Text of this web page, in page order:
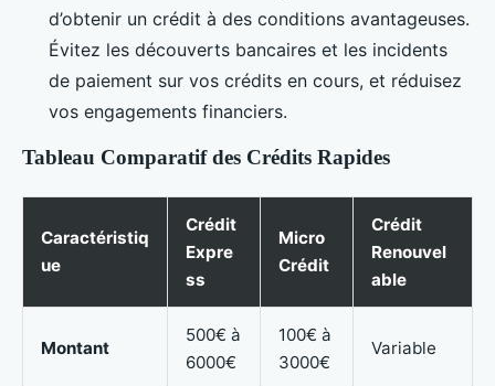
d’obtenir un crédit à des conditions avantageuses.
Évitez les découverts bancaires et les incidents
de paiement sur vos crédits en cours, et réduisez
vos engagements financiers.
Tableau Comparatif des Crédits Rapides
Caractéristiq
ue
Crédit
Expre
ss
Micro
Crédit
Crédit
Renouvel
able
Montant
500€ à
6000€
100€ à
3000€
Variable